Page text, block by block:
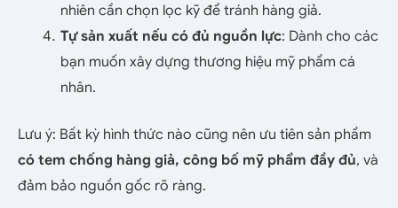
nhiên cần chọn lọc kỹ để tránh hàng giả.
Tự sản xuất nếu có đủ nguồn lực: Dành cho các
bạn muốn xây dựng thương hiệu mỹ phẩm cá
nhân.
Lưu ý: Bất kỳ hình thức nào cũng nên ưu tiên sản phẩm
có tem chống hàng giả, công bố mỹ phẩm đầy đủ, và
đảm bảo nguồn gốc rõ ràng.